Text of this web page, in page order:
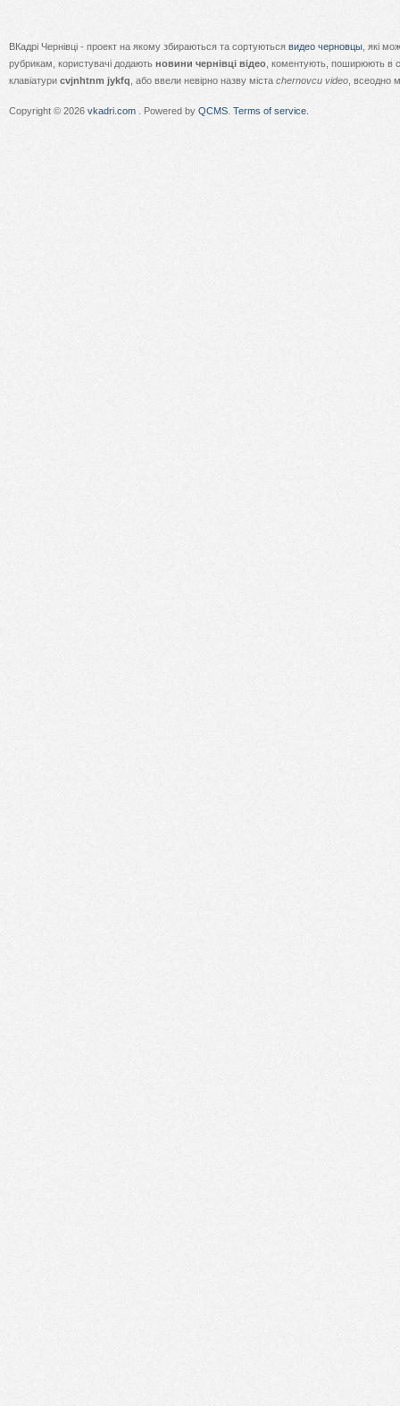
ВКадрі Чернівці - проект на якому збираються та сортуються видео черновцы , які
рубрикам, користувачі додають новини чернівці відео , коментують, поширюють в
клавіатури cvjnhtnm jykfq , або ввели невірно назву міста chernovcu video , всеодно
Copyright © 2026 vkadri.com . Powered by QCMS Terms of service.